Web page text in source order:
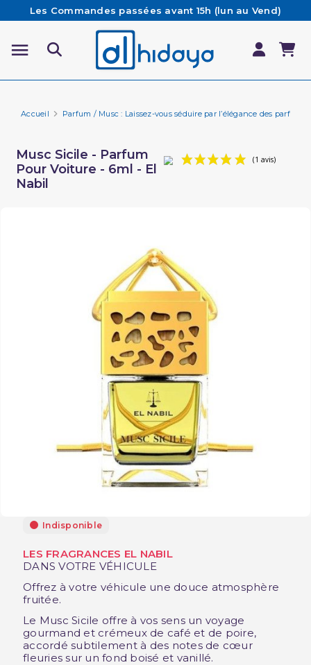
Les Commandes passées avant 15h (lun au Vend)
sont préparées et expédiées le jour même
Besoin d'aide ? Retrouvez notre FAQ
Livraison offerte à partir de 65€ d'achat*
Accueil Parfum / Musc : Laissez-vous séduire par l’élégance des parfums
Musc Sicile - Parfum
Pour Voiture - 6ml - El
Nabil
Indisponible
LES FRAGRANCES EL NABIL
DANS VOTRE VÉHICULE
Offrez à votre véhicule une douce atmosphère
fruitée.
Le Musc Sicile offre à vos sens un voyage
gourmand et crémeux de café et de poire,
accordé subtilement à des notes de cœur
fleuries sur un fond boisé et vanillé.